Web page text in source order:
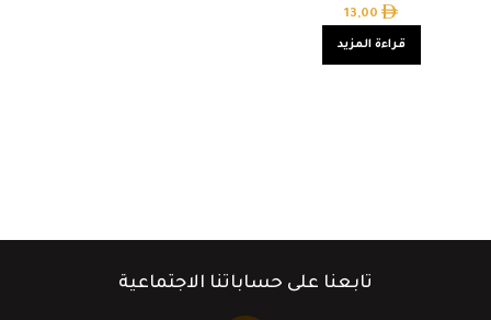
13,00
قراءة المزيد
تابعنا على حساباتنا الاجتماعية